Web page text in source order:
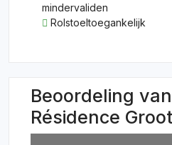
mindervaliden
Rolstoeltoegankelijk
Beoordeling
Résidence